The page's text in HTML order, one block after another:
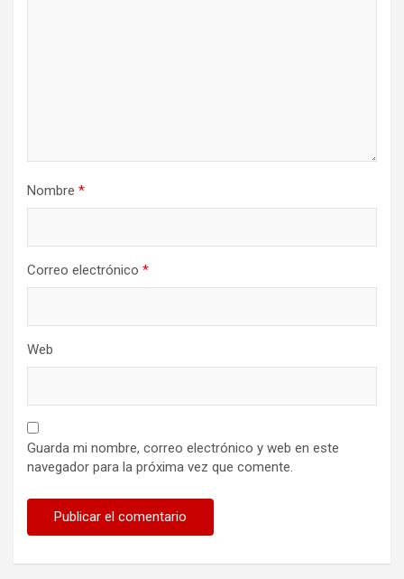
Nombre *
Correo electrónico *
Web
Guarda mi nombre, correo electrónico y web en este
navegador para la próxima vez que comente.